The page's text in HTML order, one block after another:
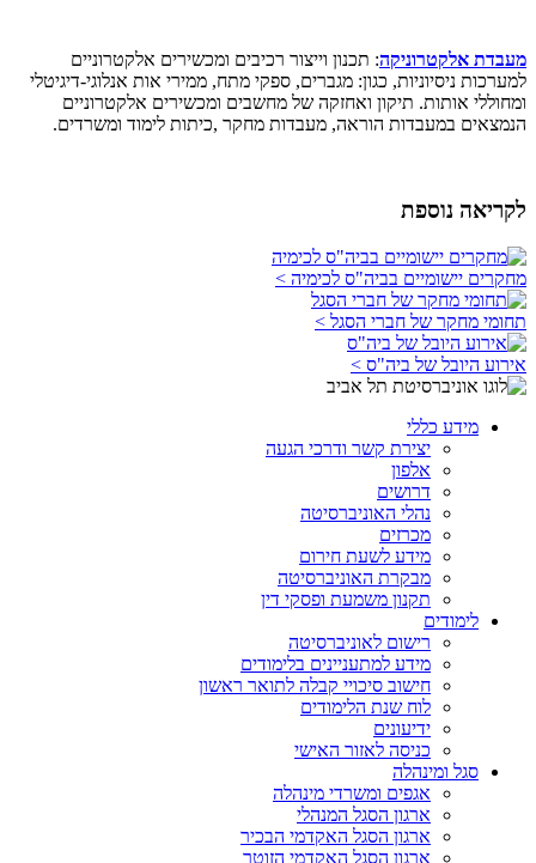
מעבדת אלקטרוניקה: תכנון וייצור רכיבים ומכשירים אלקטרוניים
למערכות ניסיוניות, כגון: מגברים, ספקי מתח, ממירי אות אנלוגי-דיגיטלי
ומחוללי אותות. תיקון ואחזקה של מחשבים ומכשירים אלקטרוניים
הנמצאים במעבדות הוראה, מעבדות מחקר ,כיתות לימוד ומשרדים.
לקריאה נוספת
מחקרים יישומיים בביה"ס לכימיה >
תחומי מחקר של חברי הסגל >
אירוע היובל של ביה"ס >
מידע כללי
יצירת קשר ודרכי הגעה
אלפון
דרושים
נהלי האוניברסיטה
מכרזים
מידע לשעת חירום
מבקרת האוניברסיטה
תקנון משמעת ופסקי דין
לימודים
רישום לאוניברסיטה
מידע למתעניינים בלימודים
חישוב סיכויי קבלה לתואר ראשון
לוח שנת הלימודים
ידיעונים
כניסה לאזור האישי
סגל ומינהלה
אגפים ומשרדי מינהלה
ארגון הסגל המנהלי
ארגון הסגל האקדמי הבכיר
ארגון הסגל האקדמי הזוטר